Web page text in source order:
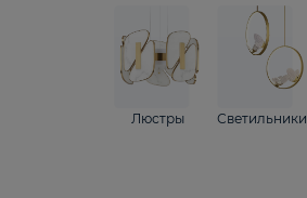
Люстры Светильники